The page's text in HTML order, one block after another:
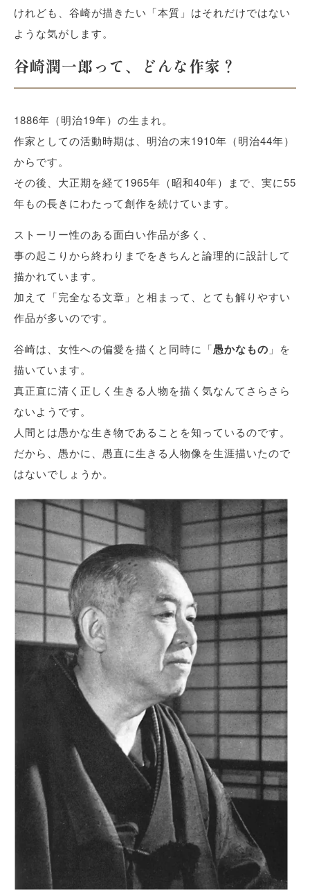
けれども、谷崎が描きたい「本質」はそれだけではない
ような気がします。
谷崎潤一郎って、どんな作家？
1886年（明治19年）の生まれ。
作家としての活動時期は、明治の末1910年（明治44年）
からです。
その後、大正期を経て1965年（昭和40年）まで、実に55
年もの長きにわたって創作を続けています。
ストーリー性のある面白い作品が多く、
事の起こりから終わりまでをきちんと論理的に設計して
描かれています。
加えて「完全なる文章」と相まって、とても解りやすい
作品が多いのです。
谷崎は、女性への偏愛を描くと同時に「愚かなもの 」を
描いています。
真正直に清く正しく生きる人物を描く気なんてさらさら
ないようです。
人間とは愚かな生き物であることを知っているのです。
だから、愚かに、愚直に生きる人物像を生涯描いたので
はないでしょうか。